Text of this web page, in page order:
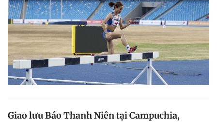
Giao lưu Báo Thanh Niên tại Campuchia,